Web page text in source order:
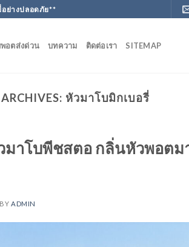
ย่างปลอดภัย**
อตส่งด่วน บทความ ติดต่อเรา SITEMAP
หัวมาโบมิกเบอรี่
มาโบพีชสตอ กลิ่นหัวพอตม
BYADMIN